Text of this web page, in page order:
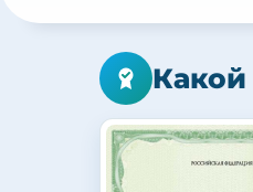
Какой